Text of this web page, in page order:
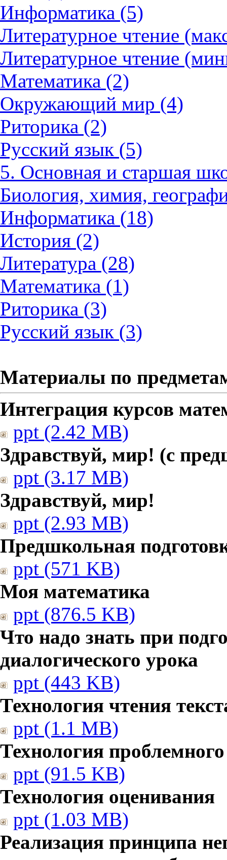
Информатика (5)
Литературное чтение
Литературное чтение
Математика (2)
Окружающий мир (4)
Риторика (2)
Русский язык (5)
5. Основная и старшая
Биология, химия,
Информатика (18)
История (2)
Литература (28)
Математика (1)
Риторика (3)
Русский язык (3)
Материалы по
Интеграция курсов
ppt (2.42 MB)
Здравствуй, мир! (с
ppt (3.17 MB)
Здравствуй, мир!
ppt (2.93 MB)
Предшкольная
ppt (571 KB)
Моя математика
ppt (876.5 KB)
Что надо знать при
диалогического урока
ppt (443 KB)
Технология чтения
ppt (1.1 MB)
Технология
ppt (91.5 KB)
Технология оценивания
ppt (1.03 MB)
Реализация принципа